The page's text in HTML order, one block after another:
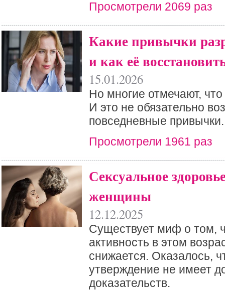
Просмотрели 2069 раз
Какие привычки
и как её
15.01.2026
Но многие отмечают,
И это не обязательно
повседневные привычки.
Просмотрели 1961 раз
Сексуальное
женщины
12.12.2025
Существует миф о том,
активность в этом
снижается. Оказалось,
утверждение не имеет
доказательств.